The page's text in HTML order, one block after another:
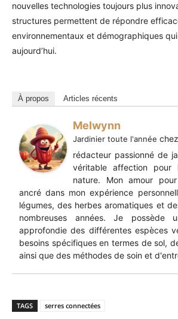
nouvelles technologies toujours plus
structures permettent de répondre
environnementaux et démographiques
aujourd’hui.
À propos Articles récents
Melwynn
Jardinier toute l'année chez
rédacteur passionné de
véritable affection
nature. Mon amour
ancré dans mon expérience
légumes, des herbes aromatiques et
nombreuses années. Je possède
approfondie des différentes espèces
besoins spécifiques en termes de sol,
ainsi que des méthodes de soin et
TAGS serres connectées